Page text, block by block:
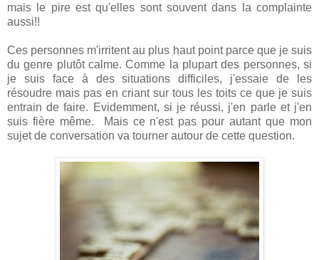
mais le pire est qu'elles sont souvent dans la complainte
aussi!!
Ces personnes m'irritent au plus haut point parce que je suis
du genre plutôt calme. Comme la plupart des personnes, si
je suis face à des situations difficiles, j'essaie de les
résoudre mais pas en criant sur tous les toits ce que je suis
entrain de faire. Evidemment, si je réussi, j'en parle et j'en
suis fière même. Mais ce n'est pas pour autant que mon
sujet de conversation va tourner autour de cette question.